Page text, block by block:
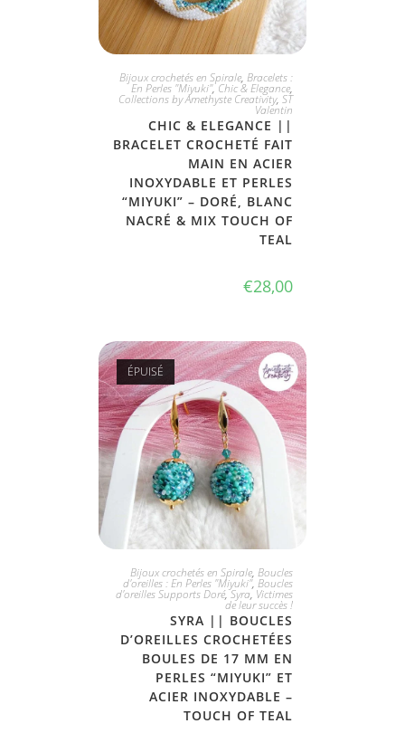
JE L'ADOPTE
Bijoux crochetés en Spirale, Bracelets :
En Perles "Miyuki",Chic & Elegance,
Collections by Amethyste Creativity, ST
Valentin
CHIC & ELEGANCE ||
BRACELET CROCHETÉ FAIT
MAIN EN ACIER
INOXYDABLE ET PERLES
“MIYUKI” – DORÉ, BLANC
NACRÉ & MIX TOUCH OF
TEAL
€28,00
ÉPUISÉ
PLUS DISPONIBLE
Bijoux crochetés en Spirale, Boucles
d'oreilles : En Perles "Miyuki", Boucles
d'oreilles Supports Doré,Syra, Victimes
de leur succès !
SYRA || BOUCLES
D’OREILLES CROCHETÉES
BOULES DE 17 MM EN
PERLES “MIYUKI” ET
ACIER INOXYDABLE –
TOUCH OF TEAL